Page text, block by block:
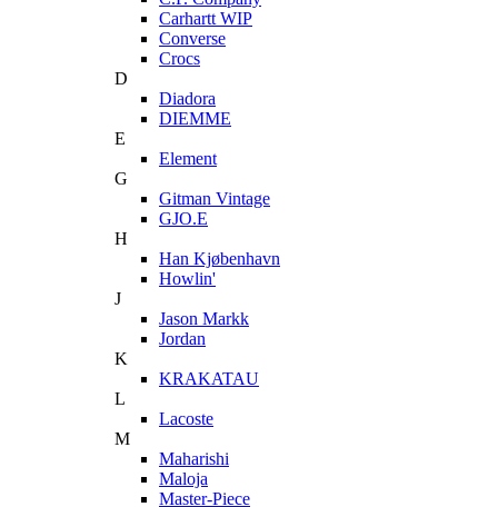
Carhartt WIP
Converse
Crocs
D
Diadora
DIEMME
E
Element
G
Gitman Vintage
GJO.E
H
Han Kjøbenhavn
Howlin'
J
Jason Markk
Jordan
K
KRAKATAU
L
Lacoste
M
Maharishi
Maloja
Master-Piece